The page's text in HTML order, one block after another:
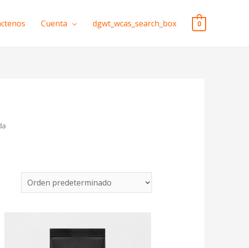
Cuenta dgwt_wcas_search_box 0